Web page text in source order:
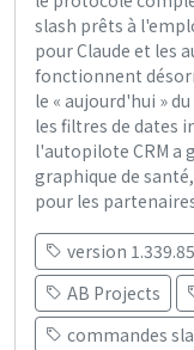
slash prêts à
pour Claude et les
fonctionnent
le « aujourd'hui »
les filtres de dates
l'autopilote CRM a
graphique de
pour les
version 1.339.85
AB Projects
commandes